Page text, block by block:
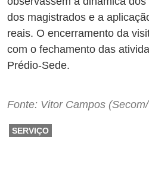
dos magistrados e a
reais. O encerramento da
com o fechamento das
Prédio-Sede.
Fonte: Vitor Campos
SERVIÇO